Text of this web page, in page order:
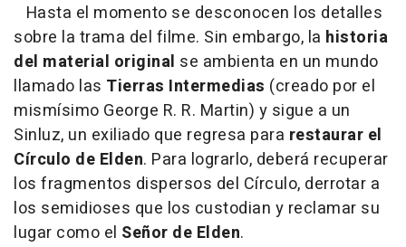
Hasta el momento se desconocen los detalles
sobre la trama del filme. Sin embargo, la historia
del material original se ambienta en un mundo
llamado las Tierras Intermedias (creado por el
mismísimo George R. R. Martin) y sigue a un
Sinluz, un exiliado que regresa para restaurar el
Círculo de Elden. Para lograrlo, deberá recuperar
los fragmentos dispersos del Círculo, derrotar a
los semidioses que los custodian y reclamar su
lugar como el Señor de Elden.